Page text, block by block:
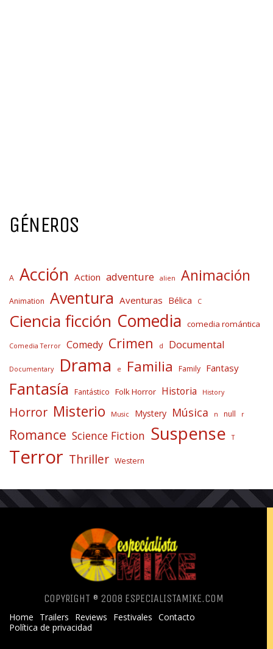
GÉNEROS
A Acción Action adventure alien Animación
Animation Aventura Aventuras Bélica C
Ciencia ficción Comedia comedia romántica
Comedia Terror Comedy Crimen d Documental
Documentary Drama e Familia Family Fantasy
Fantasía Fantástico Folk Horror Historia History
Horror Misterio Music Mystery Música n null r
Romance Science Fiction Suspense T
Terror Thriller Western
COPYRIGHT ® 2008 ESPECIALISTAMIKE.COM
Home Trailers Reviews Festivales Contacto
Política de privacidad